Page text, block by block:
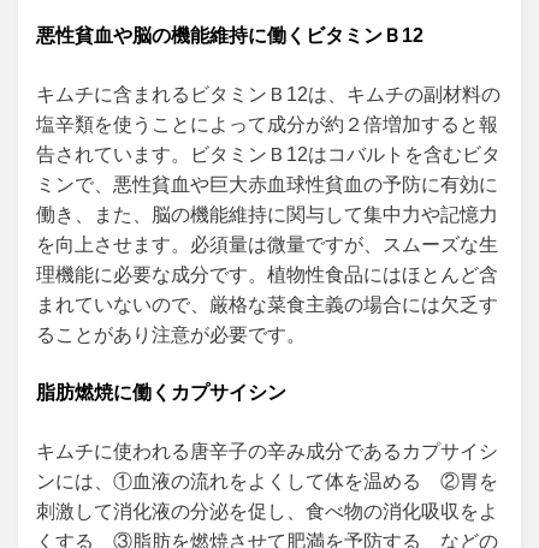
悪性貧血や脳の機能維持に働くビタミンＢ12
キムチに含まれるビタミンＢ12は、キムチの副材料の
塩辛類を使うことによって成分が約２倍増加すると報
告されています。ビタミンＢ12はコバルトを含むビタ
ミンで、悪性貧血や巨大赤血球性貧血の予防に有効に
働き、また、脳の機能維持に関与して集中力や記憶力
を向上させます。必須量は微量ですが、スムーズな生
理機能に必要な成分です。植物性食品にはほとんど含
まれていないので、厳格な菜食主義の場合には欠乏す
ることがあり注意が必要です。
脂肪燃焼に働くカプサイシン
キムチに使われる唐辛子の辛み成分であるカプサイシ
ンには、①血液の流れをよくして体を温める ②胃を
刺激して消化液の分泌を促し、食べ物の消化吸収をよ
くする ③脂肪を燃焼させて肥満を予防する などの